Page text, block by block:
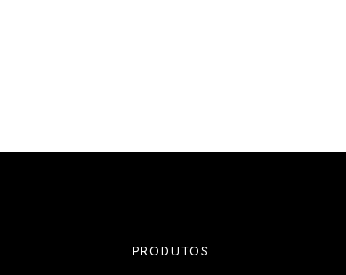
PRODUTOS